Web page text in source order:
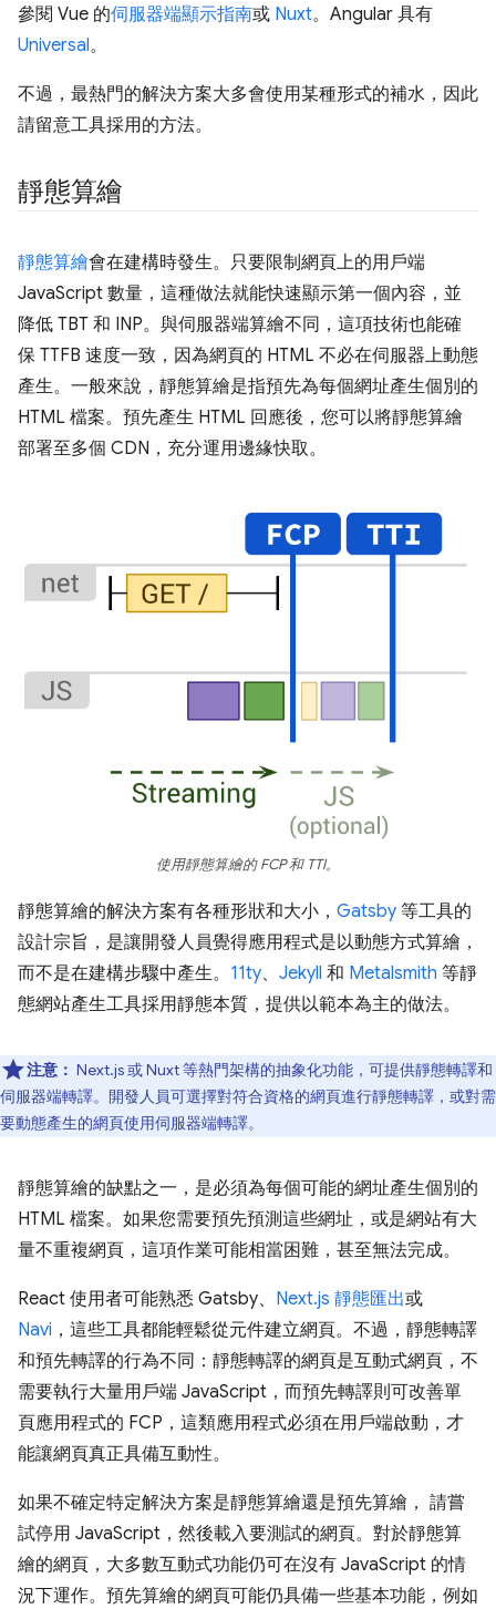
參閱 Vue 的伺服器端顯示指南或 Nuxt。Angular 具有
Universal。
不過，最熱門的解決方案大多會使用某種形式的補水，因此
請留意工具採用的方法。
靜態算繪
靜態算繪會在建構時發生。只要限制網頁上的用戶端
JavaScript 數量，這種做法就能快速顯示第一個內容，並
降低 TBT 和 INP。與伺服器端算繪不同，這項技術也能確
保 TTFB 速度一致，因為網頁的 HTML 不必在伺服器上動態
產生。一般來說，靜態算繪是指預先為每個網址產生個別的
HTML 檔案。預先產生 HTML 回應後，您可以將靜態算繪
部署至多個 CDN，充分運用邊緣快取。
使用靜態算繪的 FCP 和 TTI。
靜態算繪的解決方案有各種形狀和大小， Gatsby 等工具的
設計宗旨，是讓開發人員覺得應用程式是以動態方式算繪，
而不是在建構步驟中產生。 11ty、 Jekyll 和 Metalsmith 等靜
態網站產生工具採用靜態本質，提供以範本為主的做法。
注意： Next.js 或 Nuxt 等熱門架構的抽象化功能，可提供靜態轉譯和
伺服器端轉譯。開發人員可選擇對符合資格的網頁進行靜態轉譯，或對需
要動態產生的網頁使用伺服器端轉譯。
靜態算繪的缺點之一，是必須為每個可能的網址產生個別的
HTML 檔案。如果您需要預先預測這些網址，或是網站有大
量不重複網頁，這項作業可能相當困難，甚至無法完成。
React 使用者可能熟悉 Gatsby、 Next.js 靜態匯出或
Navi ，這些工具都能輕鬆從元件建立網頁。不過，靜態轉譯
和預先轉譯的行為不同：靜態轉譯的網頁是互動式網頁，不
需要執行大量用戶端 JavaScript，而預先轉譯則可改善單
頁應用程式的 FCP，這類應用程式必須在用戶端啟動，才
能讓網頁真正具備互動性。
如果不確定特定解決方案是靜態算繪還是預先算繪， 請嘗
試停用 JavaScript，然後載入要測試的網頁。對於靜態算
繪的網頁，大多數互動式功能仍可在沒有 JavaScript 的情
況下運作。預先算繪的網頁可能仍具備一些基本功能，例如